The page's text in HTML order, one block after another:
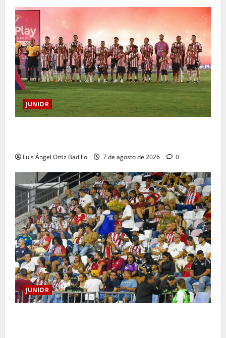
JUNIOR
Luis Ángel Ortiz Badillo 7 de agosto de 2026 0
JUNIOR